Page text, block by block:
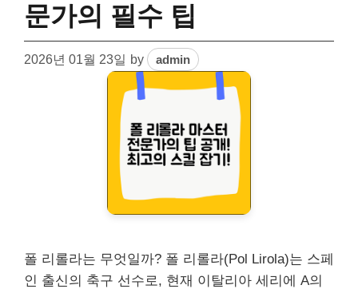
문가의 필수 팁
2026년 01월 23일 by admin
폴 리롤라는 무엇일까? 폴 리롤라(Pol Lirola)는 스페
인 출신의 축구 선수로, 현재 이탈리아 세리에 A의